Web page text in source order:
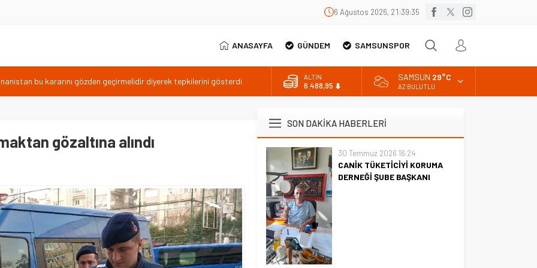
6 Ağustos 2026, 21:39:37
ANASAYFA GÜNDEM SAMSUNSPOR
bu kararını gözden geçirmelidir diyerek tepkilerini gösterdi
özgürlüğünün günüdür
Başkanı İhsan KURNAZ ve Muhtarları Seda KEKLİK ‘teşekķür
ŞUBE BAŞKANI İBRAHİM ÖRS ÜN. AÇIKLAMASI MİLYONLARCA
KARAR VERİLDİ
ALTIN
6.488,95
DOLAR
47,5939
EURO
54,9646
SAMSUN 29°C
AZ BULUTLU
gözaltına alındı
SON DAKİKA HABERLERİ
30 Temmuz 2026 16:24
CANİK TÜKETİCİYİ KORUMA
DERNEĞİ ŞUBE BAŞKANI